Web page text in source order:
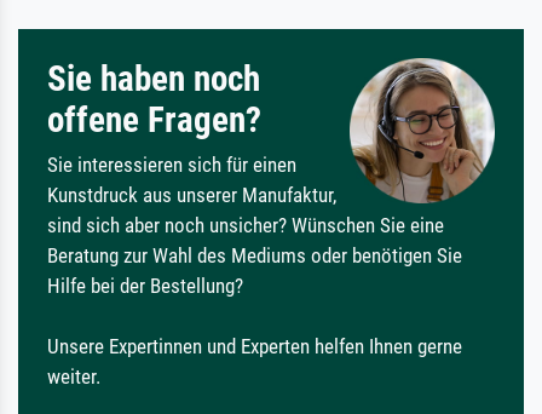
Sie haben noch
offene Fragen?
Sie interessieren sich für einen
Kunstdruck aus unserer Manufaktur,
sind sich aber noch unsicher? Wünschen Sie eine
Beratung zur Wahl des Mediums oder benötigen Sie
Hilfe bei der Bestellung?
Unsere Expertinnen und Experten helfen Ihnen gerne
weiter.